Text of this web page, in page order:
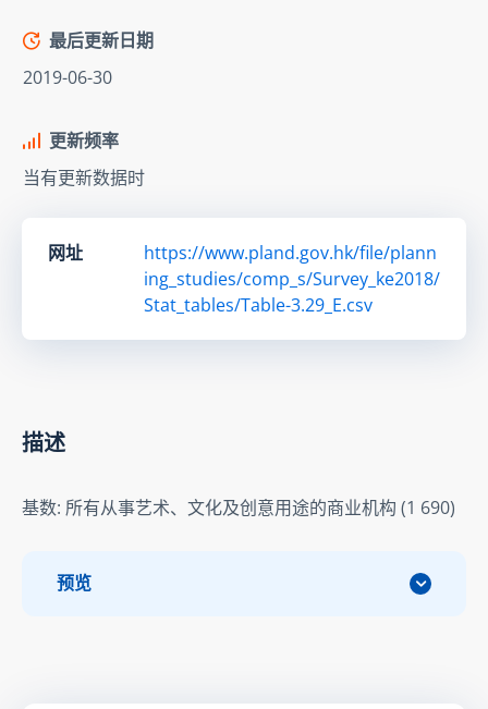
最后更新日期
2019-06-30
更新频率
当有更新数据时
网址
https://www.pland.gov.hk/file/plann
ing_studies/comp_s/Survey_ke2018/
Stat_tables/Table-3.29_E.csv
描述
基数: 所有从事艺术、文化及创意用途的商业机构 (1 690)
预览